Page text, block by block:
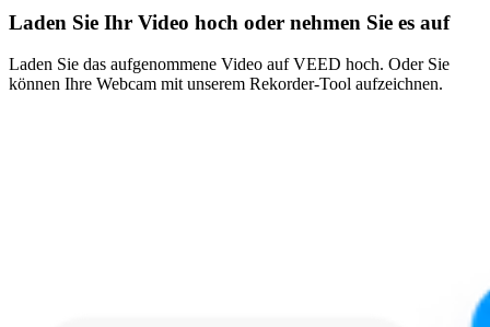
Laden Sie Ihr Video hoch oder nehmen Sie es auf
Laden Sie das aufgenommene Video auf VEED hoch. Oder Sie
können Ihre Webcam mit unserem Rekorder-Tool aufzeichnen.